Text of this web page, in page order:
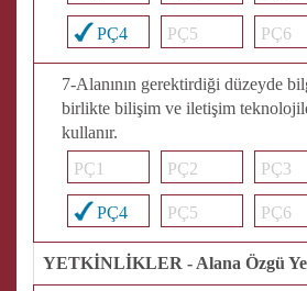
PÇ4 PÇ5 PÇ6
7-Alanının gerektirdiği düzeyde
birlikte bilişim ve iletişim
kullanır.
PÇ1
PÇ2 PÇ3
PÇ4 PÇ5 PÇ6
YETKİNLİKLER - Alana Özgü